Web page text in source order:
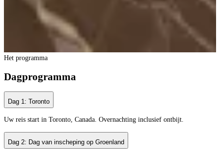
Het programma
Dagprogramma
Dag 1: Toronto
Uw reis start in Toronto, Canada. Overnachting inclusief ontbijt.
Dag 2: Dag van inscheping op Groenland